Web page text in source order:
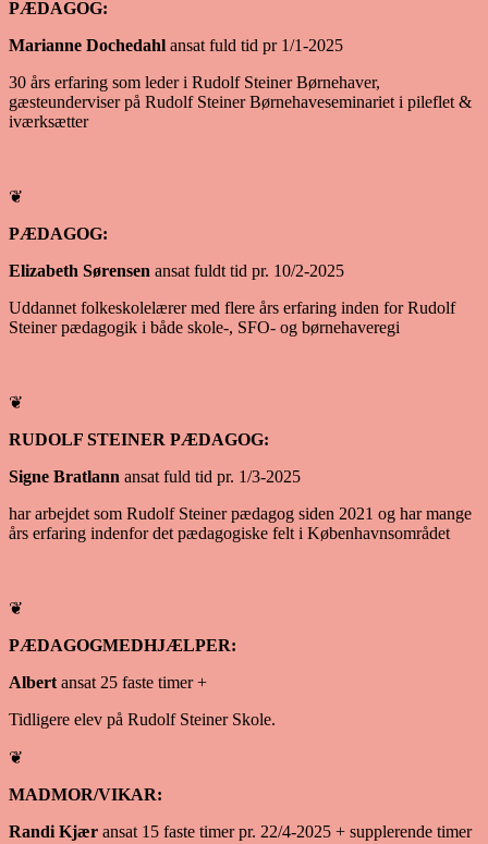
PÆDAGOG:
Marianne Dochedahl ansat fuld tid pr 1/1-2025
30 års erfaring som leder i Rudolf Steiner Børnehaver,
gæsteunderviser på Rudolf Steiner Børnehaveseminariet i pileflet &
iværksætter
❦
PÆDAGOG:
Elizabeth Sørensen ansat fuldt tid pr. 10/2-2025
Uddannet folkeskolelærer med flere års erfaring inden for Rudolf
Steiner pædagogik i både skole-, SFO- og børnehaveregi
❦
RUDOLF STEINER PÆDAGOG:
Signe Bratlann ansat fuld tid pr. 1/3-2025
har arbejdet som Rudolf Steiner pædagog siden 2021 og har mange
års erfaring indenfor det pædagogiske felt i Københavnsområdet
❦
PÆDAGOGMEDHJÆLPER:
Albert ansat 25 faste timer +
Tidligere elev på Rudolf Steiner Skole.
❦
MADMOR/VIKAR:
Randi Kjær ansat 15 faste timer pr. 22/4-2025 + supplerende timer